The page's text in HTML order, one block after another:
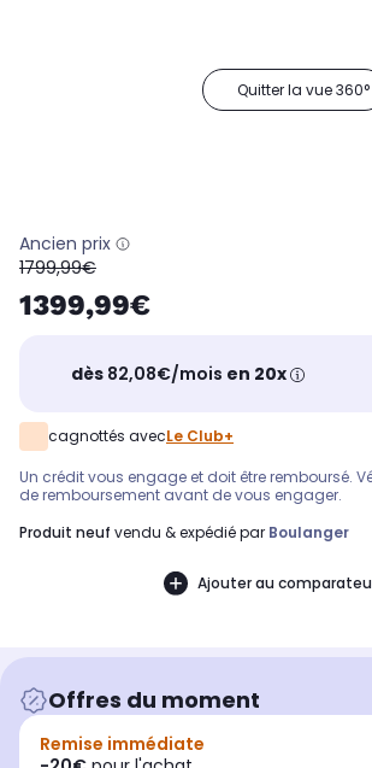
Quitter la vue 360°
Ancien prix
oldPrice
1799,99€
1399,99€
dès 82,08€/mois en 20x
cagnottés avecLe Club+
Un crédit vous engage et doit être remboursé.
de remboursement avant de vous engager.
produit neuf vendu & expédié par Boulanger
Ajouter au
Offres du moment
Remise immédiate